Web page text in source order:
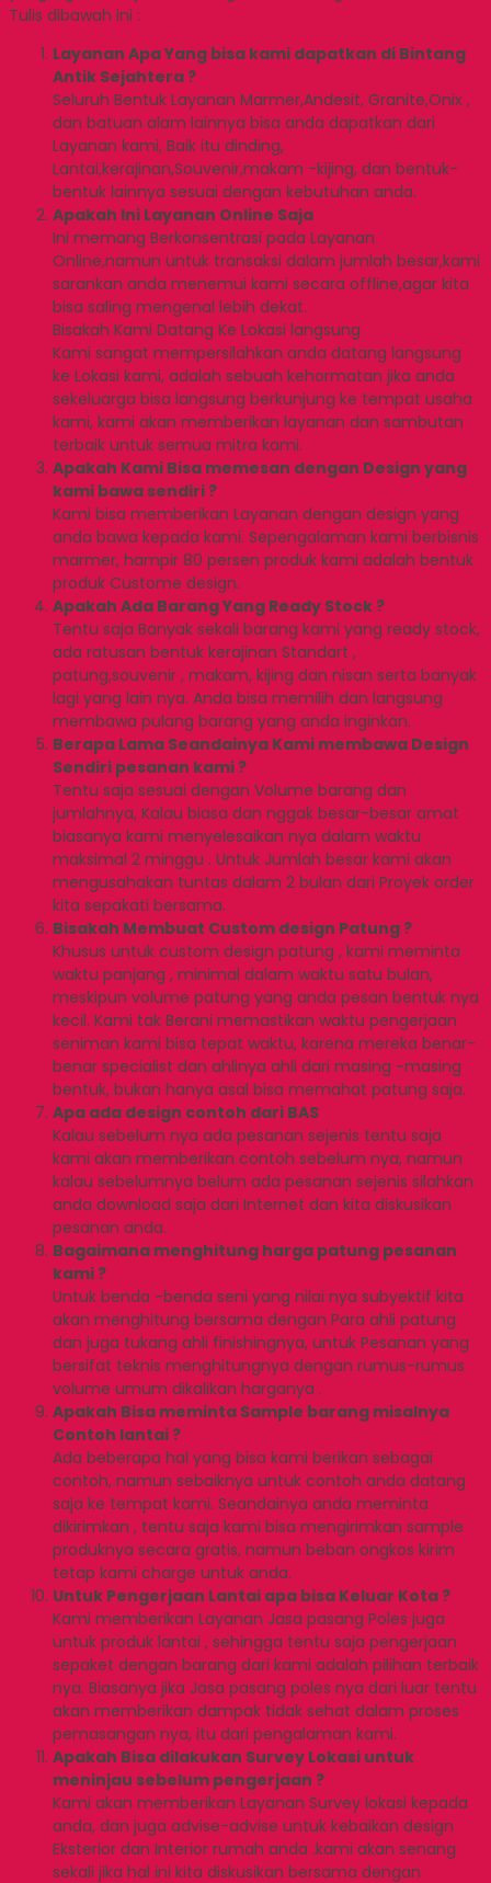
Tulis dibawah ini :
Layanan Apa Yang bisa kami dapatkan di Bintang
Antik Sejahtera ?
Seluruh Bentuk Layanan Marmer,Andesit, Granite,Onix ,
dan batuan alam lainnya bisa anda dapatkan dari
Layanan kami, Baik itu dinding,
Lantai,kerajinan,Souvenir,makam -kijing, dan bentuk-
bentuk lainnya sesuai dengan kebutuhan anda.
Apakah Ini Layanan Online Saja
Ini memang Berkonsentrasi pada Layanan
Online,namun untuk transaksi dalam jumlah besar,kami
sarankan anda menemui kami secara offline,agar kita
bisa saling mengenal lebih dekat.
Bisakah Kami Datang Ke Lokasi langsung
Kami sangat mempersilahkan anda datang langsung
ke Lokasi kami, adalah sebuah kehormatan jika anda
sekeluarga bisa langsung berkunjung ke tempat usaha
kami, kami akan memberikan layanan dan sambutan
terbaik untuk semua mitra kami.
Apakah Kami Bisa memesan dengan Design yang
kami bawa sendiri ?
Kami bisa memberikan Layanan dengan design yang
anda bawa kepada kami. Sepengalaman kami berbisnis
marmer, hampir 80 persen produk kami adalah bentuk
produk Custome design.
Apakah Ada Barang Yang Ready Stock ?
Tentu saja Banyak sekali barang kami yang ready stock,
ada ratusan bentuk kerajinan Standart ,
patung,souvenir , makam, kijing dan nisan serta banyak
lagi yang lain nya. Anda bisa memilih dan langsung
membawa pulang barang yang anda inginkan.
Berapa Lama Seandainya Kami membawa Design
Sendiri pesanan kami ?
Tentu saja sesuai dengan Volume barang dan
jumlahnya, Kalau biasa dan nggak besar-besar amat
biasanya kami menyelesaikan nya dalam waktu
maksimal 2 minggu . Untuk Jumlah besar kami akan
mengusahakan tuntas dalam 2 bulan dari Proyek order
kita sepakati bersama.
Bisakah Membuat Custom design Patung ?
Khusus untuk custom design patung , kami meminta
waktu panjang , minimal dalam waktu satu bulan,
meskipun volume patung yang anda pesan bentuk nya
kecil. Kami tak Berani memastikan waktu pengerjaan
seniman kami bisa tepat waktu, karena mereka benar-
benar specialist dan ahlinya ahli dari masing -masing
bentuk, bukan hanya asal bisa memahat patung saja.
Apa ada design contoh dari BAS
Kalau sebelum nya ada pesanan sejenis tentu saja
kami akan memberikan contoh sebelum nya, namun
kalau sebelumnya belum ada pesanan sejenis silahkan
anda download saja dari Internet dan kita diskusikan
pesanan anda.
Bagaimana menghitung harga patung pesanan
kami ?
Untuk benda -benda seni yang nilai nya subyektif kita
akan menghitung bersama dengan Para ahli patung
dan juga tukang ahli finishingnya, untuk Pesanan yang
bersifat teknis menghitungnya dengan rumus-rumus
volume umum dikalikan harganya .
Apakah Bisa meminta Sample barang misalnya
Contoh lantai ?
Ada beberapa hal yang bisa kami berikan sebagai
contoh, namun sebaiknya untuk contoh anda datang
saja ke tempat kami. Seandainya anda meminta
dikirimkan , tentu saja kami bisa mengirimkan sample
produknya secara gratis, namun beban ongkos kirim
tetap kami charge untuk anda.
Untuk Pengerjaan Lantai apa bisa Keluar Kota ?
Kami memberikan Layanan Jasa pasang Poles juga
untuk produk lantai , sehingga tentu saja pengerjaan
sepaket dengan barang dari kami adalah pilihan terbaik
nya. Biasanya jika Jasa pasang poles nya dari luar tentu
akan memberikan dampak tidak sehat dalam proses
pemasangan nya, itu dari pengalaman kami.
Apakah Bisa dilakukan Survey Lokasi untuk
meninjau sebelum pengerjaan ?
Kami akan memberikan Layanan Survey lokasi kepada
anda, dan juga advise-advise untuk kebaikan design
Eksterior dan Interior rumah anda .kami akan senang
sekali jika hal ini kita diskusikan bersama dengan